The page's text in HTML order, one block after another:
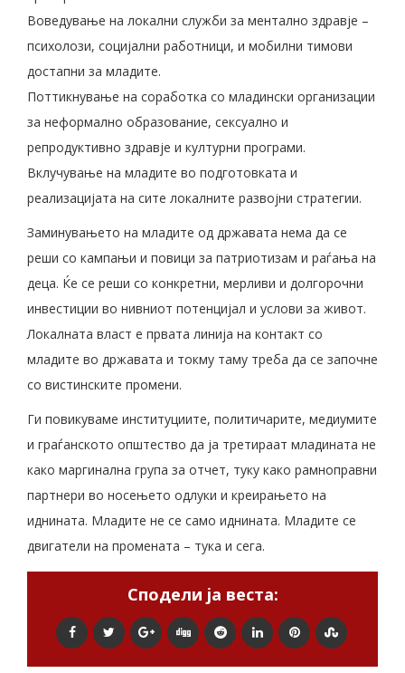
Воведување на локални служби за ментално здравје –
психолози, социјални работници, и мобилни тимови
достапни за младите.
Поттикнување на соработка со младински организации
за неформално образование, сексуално и
репродуктивно здравје и културни програми.
Вклучување на младите во подготовката и
реализацијата на сите локалните развојни стратегии.
Заминувањето на младите од државата нема да се
реши со кампањи и повици за патриотизам и раѓања на
деца. Ќе се реши со конкретни, мерливи и долгорочни
инвестиции во нивниот потенцијал и услови за живот.
Локалната власт е првата линија на контакт со
младите во државата и токму таму треба да се започне
со вистинските промени.
Ги повикуваме институциите, политичарите, медиумите
и граѓанското општество да ја третираат младината не
како маргинална група за отчет, туку како рамноправни
партнери во носењето одлуки и креирањето на
иднината. Младите не се само иднината. Младите се
двигатели на промената – тука и сега.
Сподели ја веста: